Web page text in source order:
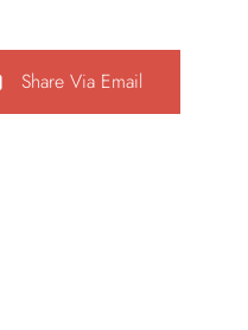
Share Via Email